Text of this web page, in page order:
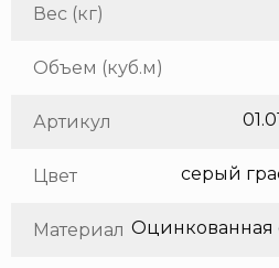
Вес (кг)
Объем (куб.м)
Артикул
Цвет серый
Материал